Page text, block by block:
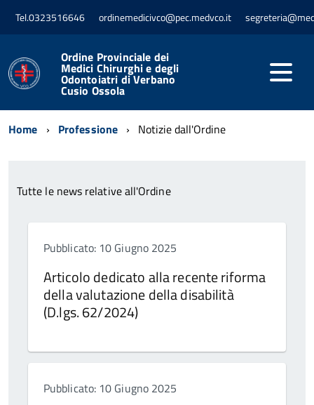
Tel.0323516646 ordinemedicivco@pec.medvco.it
Ordine Provinciale dei
Medici Chirurghi e degli
Odontoiatri di Verbano
Cusio Ossola
Home Professione Notizie dall'Ordine
Tutte le news relative all'Ordine
Pubblicato: 10 Giugno 2025
Articolo dedicato alla recente riforma
della valutazione della disabilità
(D.lgs. 62/2024)
Pubblicato: 10 Giugno 2025